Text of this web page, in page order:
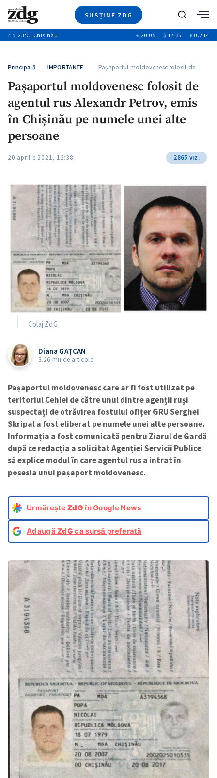
SUSȚINE ZDG
Ştiri
+6
Video
Special
+1
Blog
+2
ZdGust
Caută
23°C, Chișinău € 20.05 $ 17.37 ₽ 0.214
Principală — IMPORTANTE — Pașaportul moldovenesc folosit de
Pașaportul moldovenesc folosit de
agentul rus Alexandr Petrov, emis
în Chișinău pe numele unei alte
persoane
20 aprilie 2021, 12:38 2865 viz.
Colaj ZdG
Diana GAȚCAN
3.26 mii de articole
Pașaportul moldovenesc care ar fi fost utilizat pe
teritoriul Cehiei de către unul dintre agenții ruși
suspectați de otrăvirea fostului ofițer GRU Serghei
Skripal a fost eliberat pe numele unei alte persoane.
Informația a fost comunicată pentru Ziarul de Gardă
după ce redacția a solicitat Agenției Servicii Publice
să explice modul în care agentul rus a intrat în
posesia unui pașaport moldovenesc.
Urmărește ZdGîn Google News
AdaugăZdG ca sursă preferată